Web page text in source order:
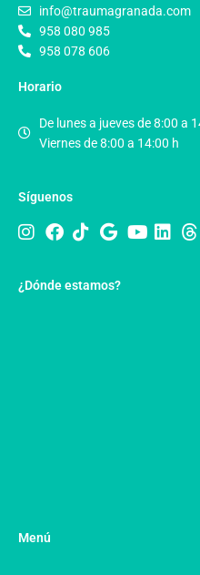
info@traumagranada.com
958 080 985
958 078 606
Horario
De lunes a jueves de 8:00 a
Viernes de 8:00 a 14:00 h
Síguenos
¿Dónde estamos?
Menú